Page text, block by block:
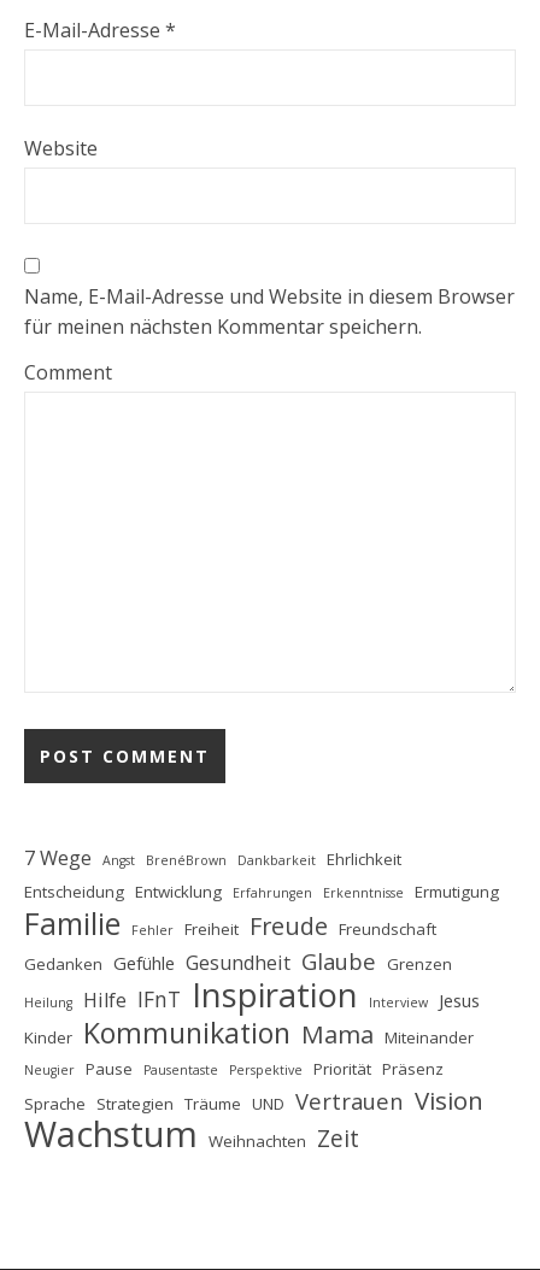
E-Mail-Adresse *
Website
Name, E-Mail-Adresse und Website in diesem Browser
für meinen nächsten Kommentar speichern.
Comment
7 Wege Angst BrenéBrown Dankbarkeit
Ehrlichkeit
Entscheidung Entwicklung Erfahrungen Erkenntnisse Ermutigung
Familie Fehler Freiheit Freude Freundschaft
Gedanken Gefühle Gesundheit Glaube Grenzen
Heilung Hilfe IFnT Inspiration Interview Jesus
Kinder Kommunikation Mama Miteinander
Neugier Pause Pausentaste Perspektive Priorität Präsenz
Sprache
Strategien Träume UND Vertrauen Vision
Wachstum Weihnachten Zeit